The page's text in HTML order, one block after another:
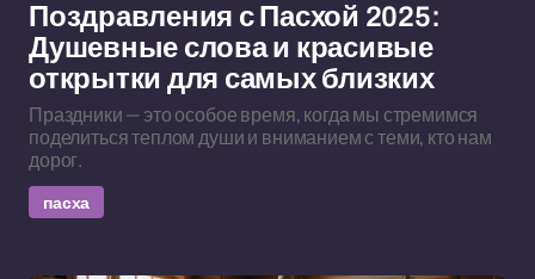
Поздравления с Пасхой 2025:
Душевные слова и красивые
открытки для самых близких
Праздники — это особое время, когда мы стремимся
поделиться теплом души и вниманием с теми, кто нам
дорог.
пасха